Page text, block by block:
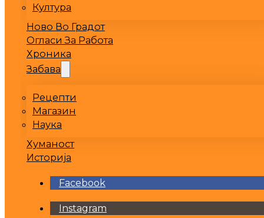
Култура
Ново Во Градот
Огласи За Работа
Хроника
Забава
Рецепти
Магазин
Наука
Хуманост
Историја
Facebook
Instagram